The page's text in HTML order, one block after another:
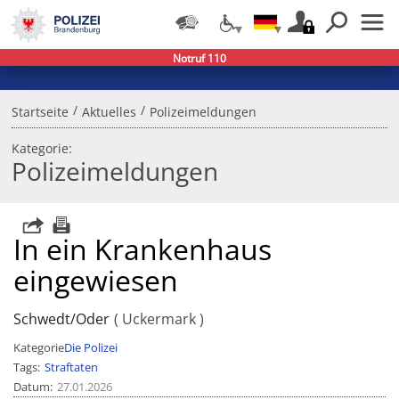
Startseite / Aktuelles / Polizeimeldungen
Kategorie:
Polizeimeldungen
In ein Krankenhaus
eingewiesen
Schwedt/Oder Uckermark
KategorieDie Polizei
Tags Straftaten
Datum 27.01.2026
Notruf 110